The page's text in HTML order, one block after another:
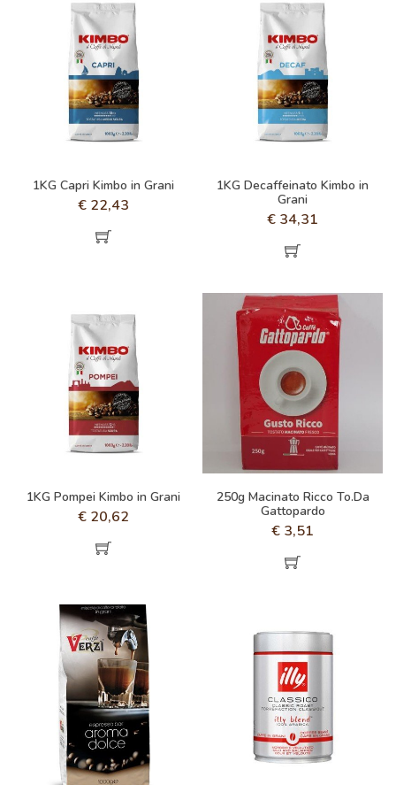
1KG Capri Kimbo in Grani
€ 22,43
1KG Decaffeinato Kimbo in
Grani
€ 34,31
1KG Pompei Kimbo in Grani
€ 20,62
250g Macinato Ricco To.Da
Gattopardo
€ 3,51